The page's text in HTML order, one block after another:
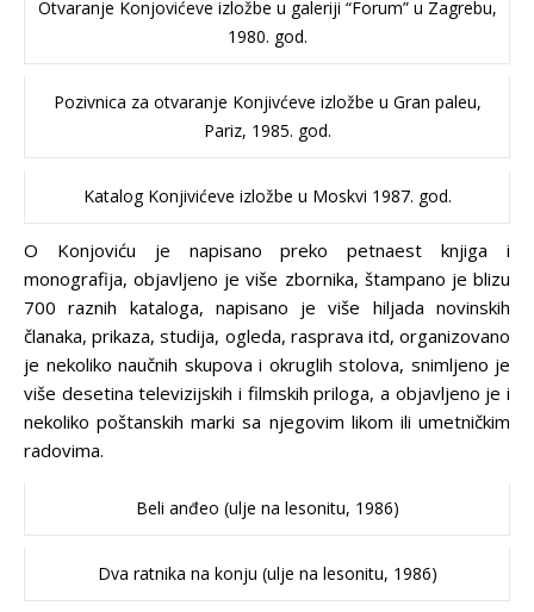
Otvaranje Konjovićeve izložbe u galeriji “Forum” u Zagrebu,
1980. god.
Pozivnica za otvaranje Konjivćeve izložbe u Gran paleu,
Pariz, 1985. god.
Katalog Konjivićeve izložbe u Moskvi 1987. god.
O Konjoviću je napisano preko petnaest knjiga i
monografija, objavljeno je više zbornika, štampano je blizu
700 raznih kataloga, napisano je više hiljada novinskih
članaka, prikaza, studija, ogleda, rasprava itd, organizovano
je nekoliko naučnih skupova i okruglih stolova, snimljeno je
više desetina televizijskih i filmskih priloga, a objavljeno je i
nekoliko poštanskih marki sa njegovim likom ili umetničkim
radovima.
Beli anđeo (ulje na lesonitu, 1986)
Dva ratnika na konju (ulje na lesonitu, 1986)